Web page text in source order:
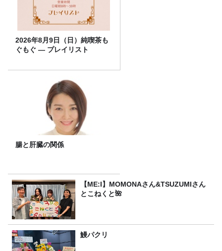
2026年8月9日（日）純喫茶も
ぐもぐ ― プレイリスト
腸と肝臓の関係
【ME:I】MOMONAさん&TSUZUMIさん
とこねくと🌺
鰻パクリ